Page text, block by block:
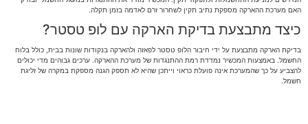
האם מערכת ההארקה מספקת נתיב תקין לשחרור זרם לאדמה בזמן תקלה.
כיצד מתבצעת בדיקת הארקה עם לופ טסטר?
בדיקת הארקה מתבצעת על ידי חיבור הלופ טסטר לפאזה ולהארקה בנקודות שונות בבית, כולל בלוח
החשמל. באמצעות המכשיר נמדדת רמת ההתנגדות של מערכת ההארקה. ערכים גבוהים מדי יכולים
להצביע על כך שהמערכת אינה פועלת כראוי וייתכן שהיא לא תספק הגנה מספקת במקרה של זליגת
חשמל.